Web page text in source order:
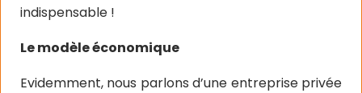
indispensable !
Le modèle économique
Evidemment, nous parlons d’une entreprise privée